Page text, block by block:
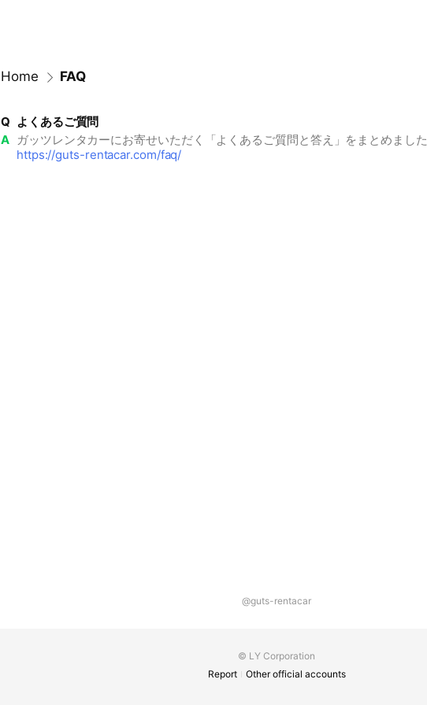
Home FAQ
Q よくあるご質問
A ガッツレンタカーにお寄せいただく「よくあるご質問と答え」をまとめました
https://guts-rentacar.com/faq/
@guts-rentacar
© LY Corporation
Report
Other official accounts